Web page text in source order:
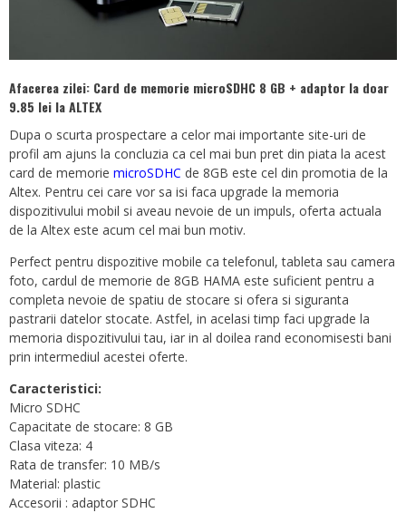
Afacerea zilei: Card de memorie microSDHC 8 GB + adaptor la doar
9.85 lei la ALTEX
Dupa o scurta prospectare a celor mai importante site-uri de
profil am ajuns la concluzia ca cel mai bun pret din piata la acest
card de memorie microSDHC de 8GB este cel din promotia de la
Altex. Pentru cei care vor sa isi faca upgrade la memoria
dispozitivului mobil si aveau nevoie de un impuls, oferta actuala
de la Altex este acum cel mai bun motiv.
Perfect pentru dispozitive mobile ca telefonul, tableta sau camera
foto, cardul de memorie de 8GB HAMA este suficient pentru a
completa nevoie de spatiu de stocare si ofera si siguranta
pastrarii datelor stocate. Astfel, in acelasi timp faci upgrade la
memoria dispozitivului tau, iar in al doilea rand economisesti bani
prin intermediul acestei oferte.
Caracteristici:
Micro SDHC
Capacitate de stocare: 8 GB
Clasa viteza: 4
Rata de transfer: 10 MB/s
Material: plastic
Accesorii : adaptor SDHC